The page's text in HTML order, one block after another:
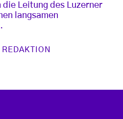
die Leitung des Luzerner
langsamen